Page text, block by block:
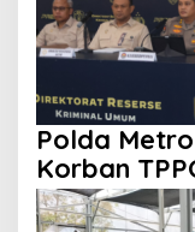
Polda
Korban
Tersangka